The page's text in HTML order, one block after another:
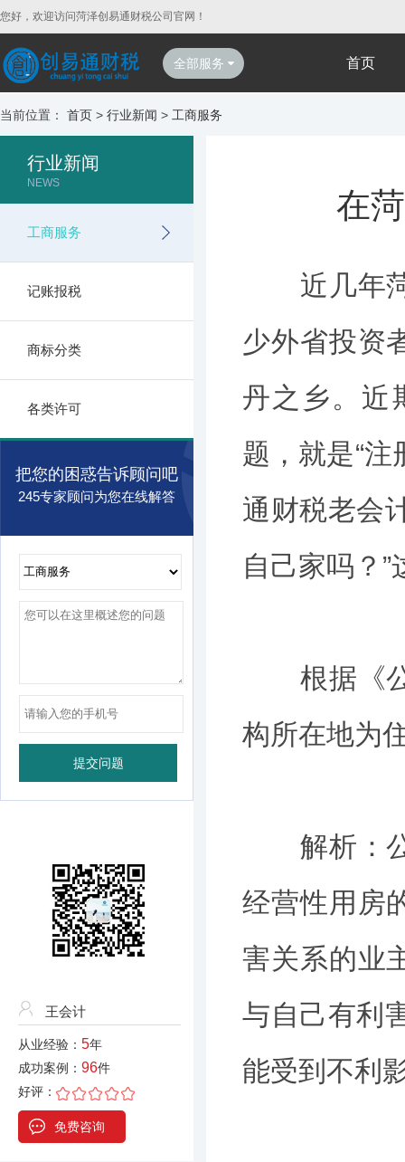
您好，欢迎访问菏泽创易通财税公司官网！
全部服务 首页
当前位置： 首页 > 行业新闻 > 工商服务
行业新闻
NEWS
工商服务
记账报税
商标分类
各类许可
把您的困惑告诉顾问吧
245专家顾问为您在线解答
王会计
从业经验： 5年
成功案例： 96件
好评：
免费咨询
在
近几年菏
少外省投资
丹之乡。近
题，就是“
通财税老会
自己家吗？
根据《公
构所在地为
解析：公
经营性用房
害关系的业
与自己有利
能受到不利